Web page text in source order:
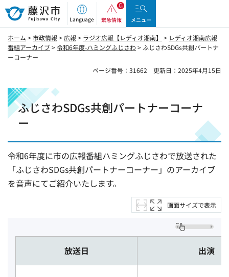
藤沢市
Language 緊急情報 メニュー
ホーム >市政情報 > 広報 > ラジオ広報【レディオ湘南】 > レディオ湘南広報
番組アーカイブ>令和6年度-ハミングふじさわ > ふじさわSDGs共創パートナ
ーコーナー
ページ番号：31662
更新日：2025年4月15日
ふじさわSDGs共創パートナーコーナ
ー
令和6年度に市の広報番組ハミングふじさわで放送された
「ふじさわSDGs共創パートナーコーナー」のアーカイブ
を音声にてご紹介いたします。
画面サイズで表示
放送日 出演